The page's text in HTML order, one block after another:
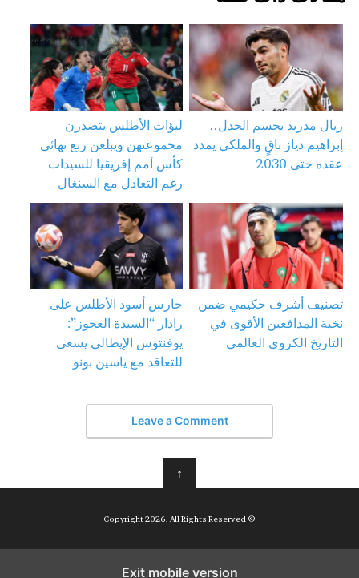
ريال مدريد يحسم الجدل..
إبراهيم دياز باقٍ والملكي يمدد
عقده حتى 2030
لبؤات الأطلس يتصدرن
مجموعتهن ويبلغن ربع نهائي
كأس أمم إفريقيا للسيدات
رغم التعادل مع السنغال
تصنيف أشرف حكيمي ضمن
نخبة المدافعين الأقوى في
التاريخ الكروي العالمي
حارس أسود الأطلس على
رادار “السيدة العجوز”:
يوفنتوس الإيطالي يسعى
للتعاقد مع ياسين بونو
Leave a Comment
↑
© Copyright 2026, All Rights Reserved
Exit mobile version